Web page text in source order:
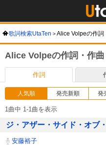
歌詞検索UtaTen Alice Volpeの作詞
Alice Volpeの作詞・作
作詞
人気順 発売新順 発
1曲中 1-1曲を表示
ジ・アザー・サイド・オブ
安藤裕子